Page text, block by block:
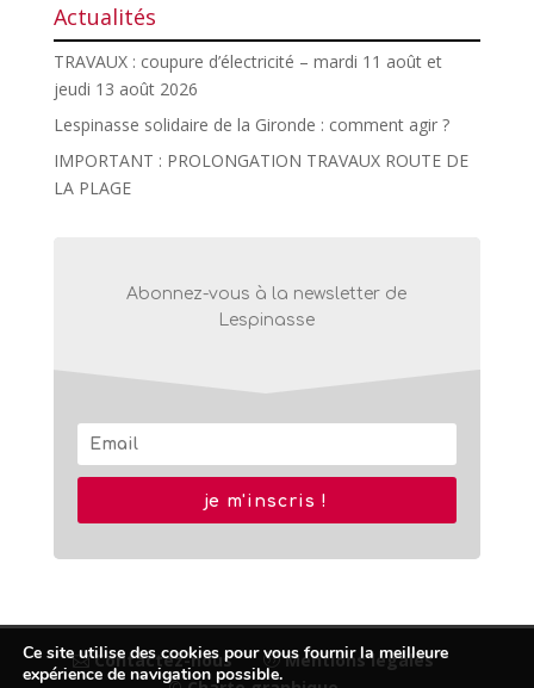
Actualités
TRAVAUX : coupure d’électricité – mardi 11 août et
jeudi 13 août 2026
Lespinasse solidaire de la Gironde : comment agir ?
IMPORTANT : PROLONGATION TRAVAUX ROUTE DE
LA PLAGE
Abonnez-vous à la newsletter de
Lespinasse
je m'inscris !
Contactez-nous
Mentions légales
Ce site utilise des cookies pour vous fournir la meilleure
expérience de navigation possible.